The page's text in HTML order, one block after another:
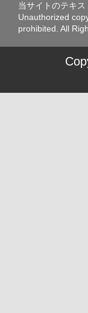
当サイトのテキス
Unauthorized
prohibited. All